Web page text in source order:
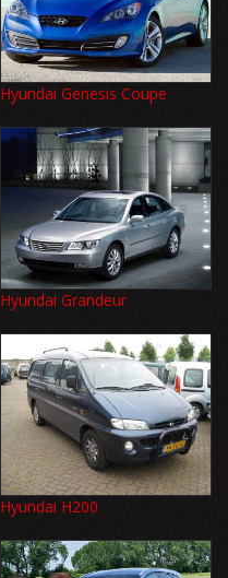
Hyundai Genesis Coupe
Hyundai Grandeur
Hyundai H200